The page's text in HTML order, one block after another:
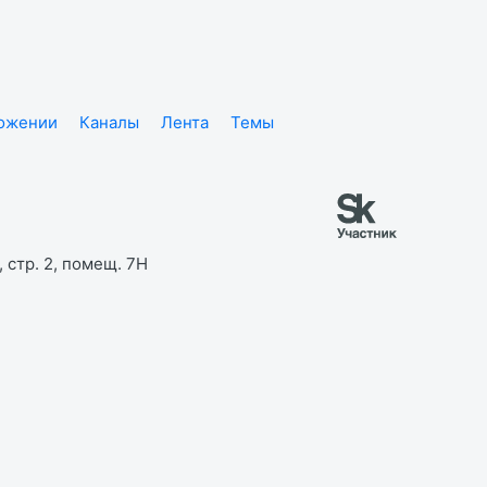
Каналы Лента
Темы
стр. 2, помещ. 7Н